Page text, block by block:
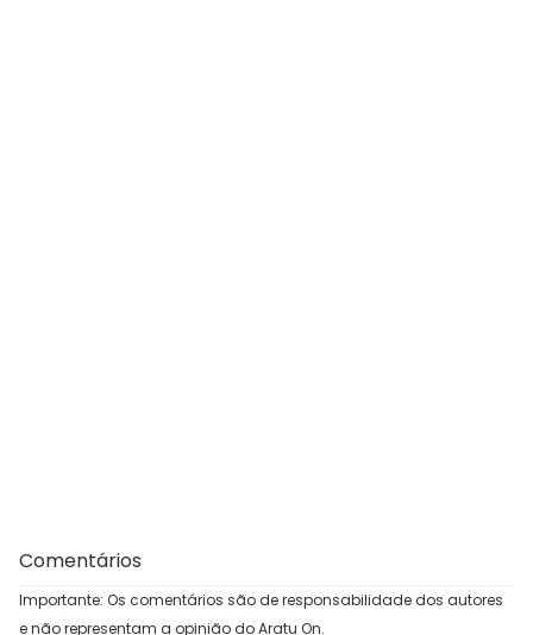
Comentários
Importante: Os comentários são de responsabilidade dos autores
e não representam a opinião do Aratu On.